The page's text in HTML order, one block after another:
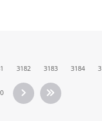
3182 3183 3184